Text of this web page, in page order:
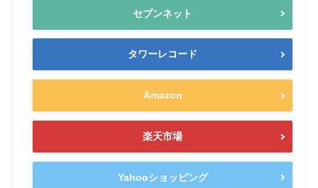
セブンネット
タワーレコード
Amazon
楽天市場
Yahooショッピング